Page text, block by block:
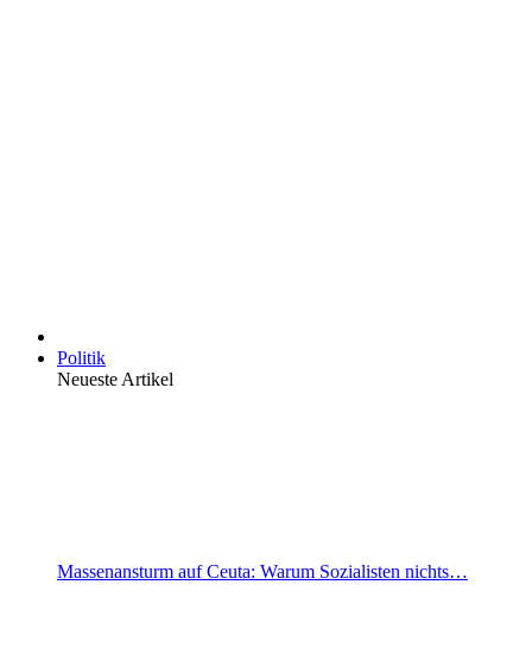
Politik
Neueste Artikel
Massenansturm auf Ceuta: Warum Sozialisten nichts…